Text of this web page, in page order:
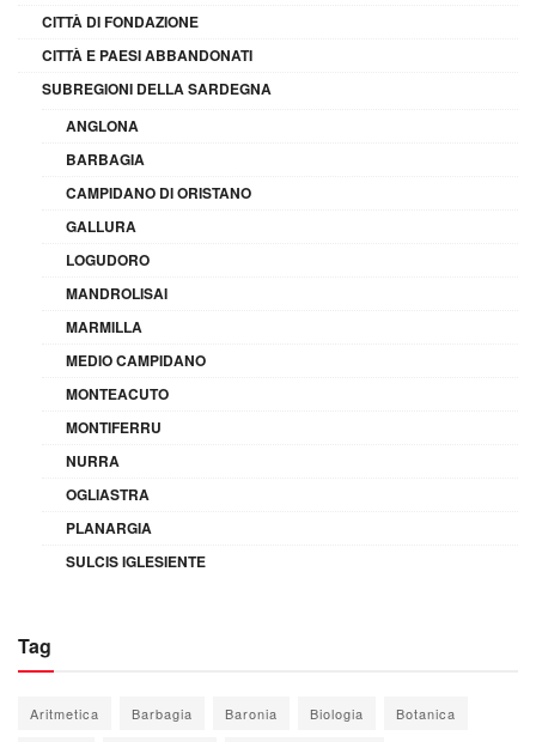
CITTÀ DI FONDAZIONE
CITTÀ E PAESI ABBANDONATI
SUBREGIONI DELLA SARDEGNA
ANGLONA
BARBAGIA
CAMPIDANO DI ORISTANO
GALLURA
LOGUDORO
MANDROLISAI
MARMILLA
MEDIO CAMPIDANO
MONTEACUTO
MONTIFERRU
NURRA
OGLIASTRA
PLANARGIA
SULCIS IGLESIENTE
Tag
Aritmetica Barbagia Baronia Biologia Botanica